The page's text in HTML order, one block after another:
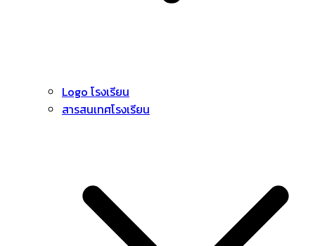
Logo โรงเรียน
สารสนเทศโรงเรียน